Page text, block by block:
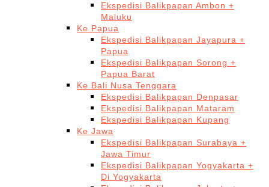
Ekspedisi Balikpapan Ambon +
Maluku
Ke Papua
Ekspedisi Balikpapan Jayapura +
Papua
Ekspedisi Balikpapan Sorong +
Papua Barat
Ke Bali Nusa Tenggara
Ekspedisi Balikpapan Denpasar
Ekspedisi Balikpapan Mataram
Ekspedisi Balikpapan Kupang
Ke Jawa
Ekspedisi Balikpapan Surabaya +
Jawa Timur
Ekspedisi Balikpapan Yogyakarta +
Di Yogyakarta